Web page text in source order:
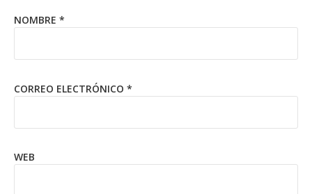
NOMBRE *
CORREO ELECTRÓNICO *
WEB